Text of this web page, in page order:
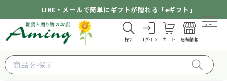
LINE・メールで簡単にギフトが贈れる「eギフト」
探す ログイン カート 店舗情報
メニュー